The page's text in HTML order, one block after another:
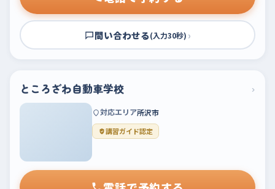
問い合わせる(入力30秒) ›
ところざわ自動車学校 ›
対応エリア所沢市
講習ガイド認定